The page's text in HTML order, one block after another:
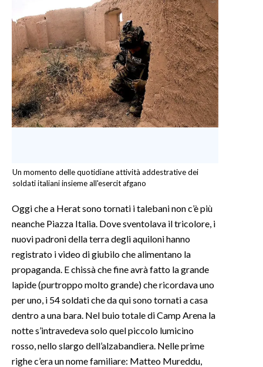
Un momento delle quotidiane attività addestrative dei
soldati italiani insieme all'esercit afgano
Oggi che a Herat sono tornati i talebani non c’è più
neanche Piazza Italia. Dove sventolava il tricolore, i
nuovi padroni della terra degli aquiloni hanno
registrato i video di giubilo che alimentano la
propaganda. E chissà che fine avrà fatto la grande
lapide (purtroppo molto grande) che ricordava uno
per uno, i 54 soldati che da qui sono tornati a casa
dentro a una bara. Nel buio totale di Camp Arena la
notte s’intravedeva solo quel piccolo lumicino
rosso, nello slargo dell’alzabandiera. Nelle prime
righe c’era un nome familiare: Matteo Mureddu,